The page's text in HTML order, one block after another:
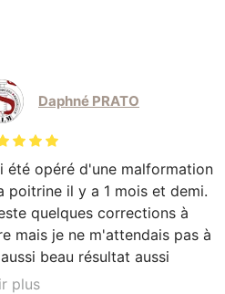
Daphné PRATO
été opéré d'une malformation
poitrine il y a 1 mois et demi.
quelques corrections à
mais je ne m'attendais pas à
beau résultat aussi
Je ne regrette rien.
plus